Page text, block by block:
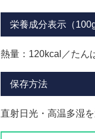
栄養成分表示（
熱量：120kcal／たん
保存方法
直射日光・高温多湿